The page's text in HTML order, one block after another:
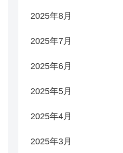
2025年8月
2025年7月
2025年6月
2025年5月
2025年4月
2025年3月